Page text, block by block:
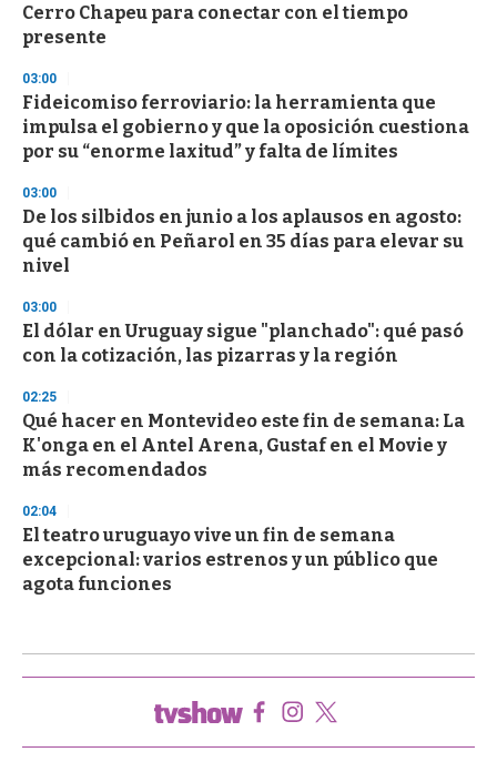
Cerro Chapeu para conectar con el tiempo
presente
03:00
Fideicomiso ferroviario: la herramienta que
impulsa el gobierno y que la oposición cuestiona
por su “enorme laxitud” y falta de límites
03:00
De los silbidos en junio a los aplausos en agosto:
qué cambió en Peñarol en 35 días para elevar su
nivel
03:00
El dólar en Uruguay sigue "planchado": qué pasó
con la cotización, las pizarras y la región
02:25
Qué hacer en Montevideo este fin de semana: La
K'onga en el Antel Arena, Gustaf en el Movie y
más recomendados
02:04
El teatro uruguayo vive un fin de semana
excepcional: varios estrenos y un público que
agota funciones